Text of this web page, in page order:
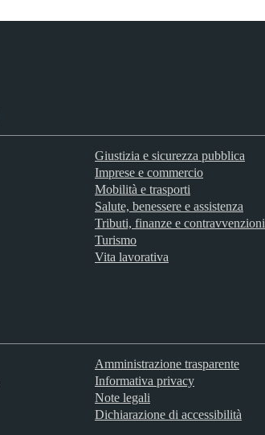
Giustizia e sicurezza pubblica
Imprese e commercio
Mobilità e trasporti
Salute, benessere e assistenza
Tributi, finanze e contravvenzioni
Turismo
Vita lavorativa
Amministrazione trasparente
Informativa privacy
Note legali
Dichiarazione di accessibilità